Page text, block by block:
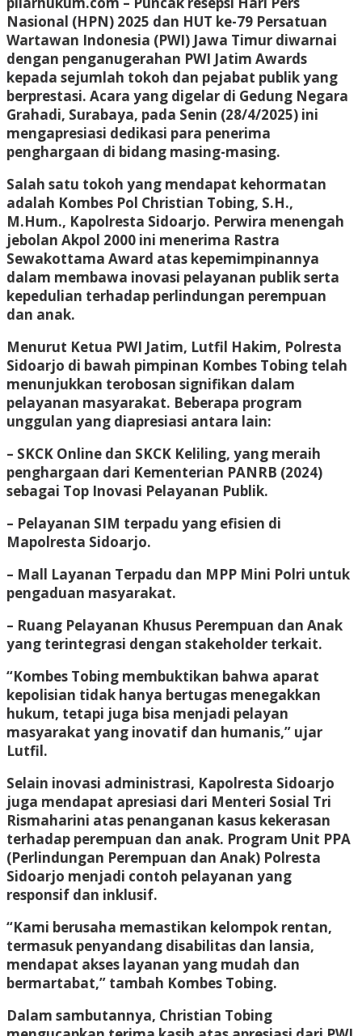
Nasional (HPN) 2025 dan HUT ke-79 Persatuan
Wartawan Indonesia (PWI) Jawa Timur diwarnai
dengan penganugerahan PWI Jatim Awards
kepada sejumlah tokoh dan pejabat publik yang
berprestasi. Acara yang digelar di Gedung Negara
Grahadi, Surabaya, pada Senin (28/4/2025) ini
mengapresiasi dedikasi para penerima
penghargaan di bidang masing-masing.
Salah satu tokoh yang mendapat kehormatan
adalah Kombes Pol Christian Tobing, S.H.,
M.Hum., Kapolresta Sidoarjo. Perwira menengah
jebolan Akpol 2000 ini menerima Rastra
Sewakottama Award atas kepemimpinannya
dalam membawa inovasi pelayanan publik serta
kepedulian terhadap perlindungan perempuan
dan anak.
Menurut Ketua PWI Jatim, Lutfil Hakim, Polresta
Sidoarjo di bawah pimpinan Kombes Tobing telah
menunjukkan terobosan signifikan dalam
pelayanan masyarakat. Beberapa program
unggulan yang diapresiasi antara lain:
– SKCK Online dan SKCK Keliling, yang meraih
penghargaan dari Kementerian PANRB (2024)
sebagai Top Inovasi Pelayanan Publik.
– Pelayanan SIM terpadu yang efisien di
Mapolresta Sidoarjo.
– Mall Layanan Terpadu dan MPP Mini Polri untuk
pengaduan masyarakat.
– Ruang Pelayanan Khusus Perempuan dan Anak
yang terintegrasi dengan stakeholder terkait.
“Kombes Tobing membuktikan bahwa aparat
kepolisian tidak hanya bertugas menegakkan
hukum, tetapi juga bisa menjadi pelayan
masyarakat yang inovatif dan humanis,” ujar
Lutfil.
Selain inovasi administrasi, Kapolresta Sidoarjo
juga mendapat apresiasi dari Menteri Sosial Tri
Rismaharini atas penanganan kasus kekerasan
terhadap perempuan dan anak. Program Unit PPA
(Perlindungan Perempuan dan Anak) Polresta
Sidoarjo menjadi contoh pelayanan yang
responsif dan inklusif.
“Kami berusaha memastikan kelompok rentan,
termasuk penyandang disabilitas dan lansia,
mendapat akses layanan yang mudah dan
bermartabat,” tambah Kombes Tobing.
Dalam sambutannya, Christian Tobing